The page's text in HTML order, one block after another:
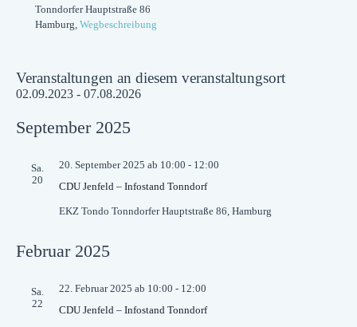
Tonndorfer Hauptstraße 86
Hamburg Wegbeschreibung
Veranstaltungen an diesem veranstaltungsort
02.09.2023 - 07.08.2026
wählen.
September 2025
Sa.
20
CDU Jenfeld – Infostand Tonndorf
20. September 2025 ab 10:00 - 12:00
EKZ Tondo Tonndorfer Hauptstraße 86, Hamburg
Februar 2025
Sa.
22
CDU Jenfeld – Infostand Tonndorf
22. Februar 2025 ab 10:00 - 12:00